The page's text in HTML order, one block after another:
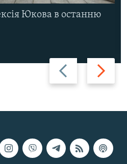
Назад Вперед
Юкова в останню